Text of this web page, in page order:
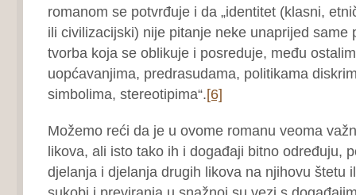
romanom se potvrđuje i da „identitet (klasni,
ili civilizacijski) nije pitanje neke unaprijed same
tvorba koja se oblikuje i posreduje, među
uopćavanjima, predrasudama, politikama
simbolima, stereotipima“.[6]
Možemo reći da je u ovome romanu veoma
likova, ali isto tako ih i događaji bitno određuju,
djelanja i djelanja drugih likova na njihovu štetu